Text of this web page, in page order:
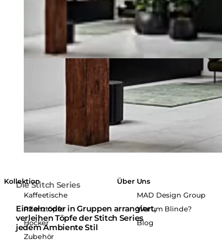
Die Stitch Series
Einzeln oder in Gruppen arrangiert,
verleihen Töpfe der Stitch Series
jedem Ambiente Stil
Kollektion
Kaffeetische
Pflanztöpfe
Hocker
Zubehör
Über Uns
MAD Design Group
Warum Blinde?
Blog